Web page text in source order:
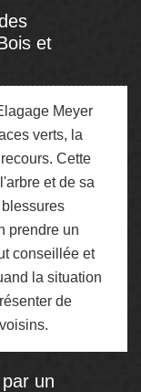
et
Meyer
verts, la
Cette
et de sa
prendre un
conseillée et
la situation
de
un